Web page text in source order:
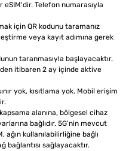
eSIM'dir. Telefon numarasıyla
için QR kodunu taramanız
veya kayıt adımına gerek
taranmasıyla başlayacaktır.
itibaren 2 ay içinde aktive
yok, kısıtlama yok. Mobil erişim
alanına, bölgesel cihaz
bağlıdır. 5G'nin mevcut
ağın kullanılabilirliğine bağlı
bağlantısı sağlayacaktır.